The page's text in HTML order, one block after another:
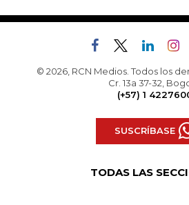
© 2026, RCN Medios. Todos los
Cr. 13a 37-32,
(+57) 1
SUSCRÍBASE
TODAS LAS